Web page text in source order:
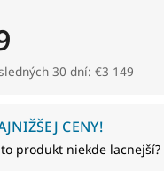
30 dní: €3 149
CENY!
produkt niekde lacnejší?